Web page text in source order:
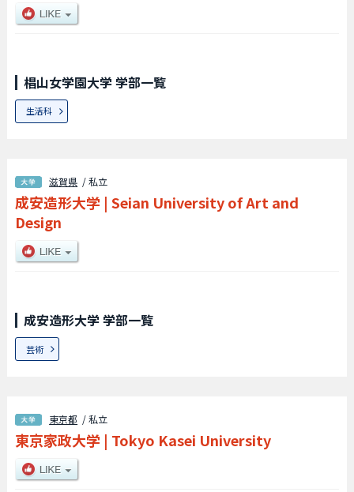
椙山女学園大学 学部一覧
生活科
滋賀県 / 私立
成安造形大学 | Seian University of Art and
Design
成安造形大学 学部一覧
芸術
東京都 / 私立
東京家政大学 | Tokyo Kasei University